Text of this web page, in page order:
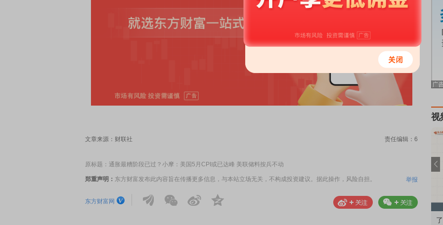
文章来源：财联社 责任编辑：6
原标题：通胀最糟阶段已过？小摩：美国5月CPI或已达峰 美联储料按兵不动
郑重声明： 东方财富发布此内容旨在传播更多信息，与本站立场无关，不构成投资建议。据此操作，风险自担。 举报
东方财富网
视